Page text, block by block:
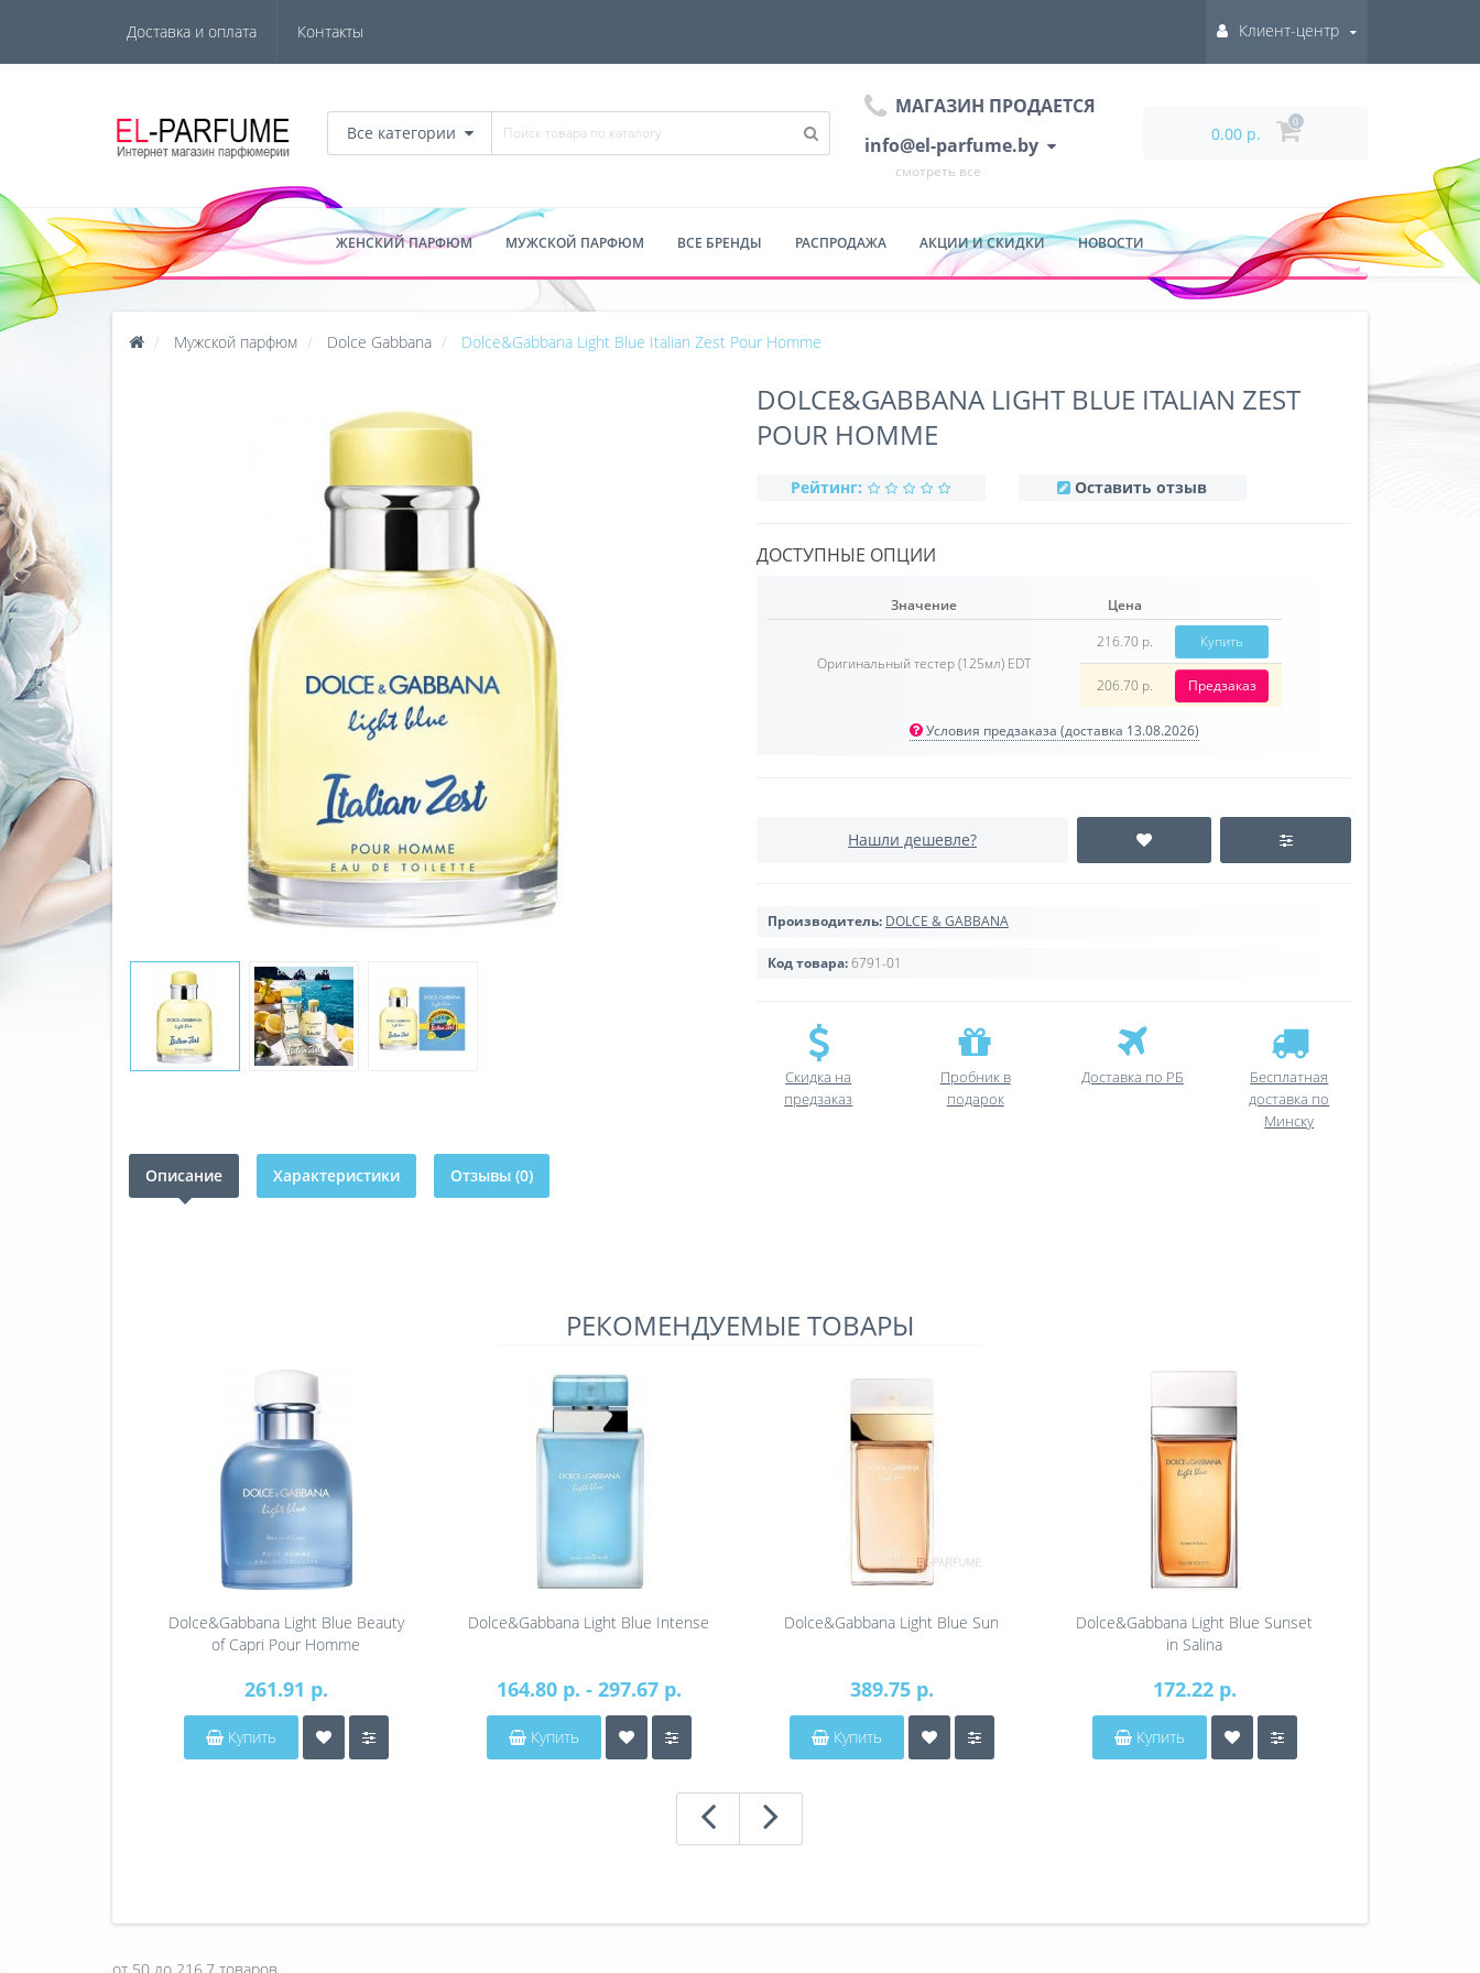
Доставка и оплата Контакты Клиент-центр
Все категории
МАГАЗИН ПРОДАЕТСЯ
info@el-parfume.by
смотреть все
0.00 р.
0
ЖЕНСКИЙ ПАРФЮМ МУЖСКОЙ ПАРФЮМ ВСЕ БРЕНДЫ РАСПРОДАЖА АКЦИИ И СКИДКИ НОВОСТИ
Мужской парфюм Dolce Gabbana Dolce&Gabbana Light Blue Italian Zest Pour Homme
DOLCE&GABBANA LIGHT BLUE ITALIAN ZEST
POUR HOMME
Рейтинг: Оставить отзыв
ДОСТУПНЫЕ ОПЦИИ
Значение Цена
Оригинальный тестер (125мл) EDT
216.70 р. Купить
206.70 р. Предзаказ
Условия предзаказа (доставка 13.08.2026)
Нашли дешевле?
Производитель: DOLCE & GABBANA
Код товара:6791-01
Скидка на
предзаказ
Пробник в
подарок
Доставка по РБ
Бесплатная
доставка по
Минску
Описание Характеристики Отзывы (0)
РЕКОМЕНДУЕМЫЕ ТОВАРЫ
Dolce&Gabbana Light Blue Beauty
of Capri Pour Homme
261.91 р.
Купить
Dolce&Gabbana Light Blue Intense
164.80 р. - 297.67 р.
Купить
Dolce&Gabbana Light Blue Sun
389.75 р.
Купить
Dolce&Gabbana Light Blue Sunset
in Salina
172.22 р.
Купить